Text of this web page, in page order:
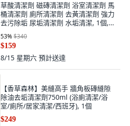
草酸清潔劑 磁磚清潔劑 浴室清潔劑 馬
桶清潔劑 廁所清潔劑 去黃清潔劑 強力
去污除垢 尿垢清潔劑 水垢清潔, 1個,
草酸清潔劑-1瓶
53%$340
$159
8/15 星期六 預計送達
【香草森林】美縫高手 牆角板磚縫隙
除油去垢清潔劑750ml (浴廁清潔/浴
室/廁所/居家清潔/西班牙), 1個
$249